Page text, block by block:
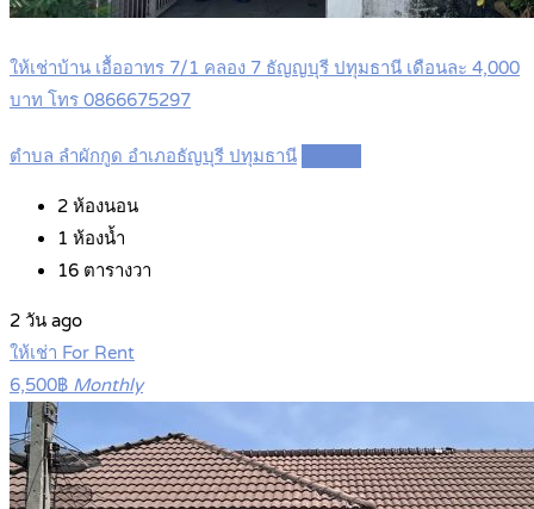
ให้เช่าบ้าน เอื้ออาทร 7/1 คลอง 7 ธัญญบุรี ปทุมธานี เดือนละ 4,000
บาท โทร 0866675297
ตำบล ลำผักกูด อำเภอธัญบุรี ปทุมธานี
2 ห้องนอน
1 ห้องน้ำ
16 ตารางวา
2 วัน ago
ให้เช่า For Rent
6,500฿ Monthly